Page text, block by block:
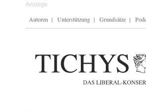
Autoren Unterstützung Grundsätze